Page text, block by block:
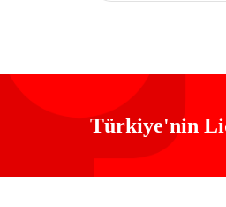
Türkiye'nin